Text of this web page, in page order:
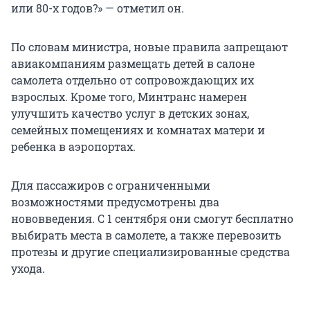
или 80-х годов?» — отметил он.
По словам министра, новые правила запрещают
авиакомпаниям размещать детей в салоне
самолета отдельно от сопровождающих их
взрослых. Кроме того, Минтранс намерен
улучшить качество услуг в детских зонах,
семейных помещениях и комнатах матери и
ребенка в аэропортах.
Для пассажиров с ограниченными
возможностями предусмотрены два
нововведения. С 1 сентября они смогут бесплатно
выбирать места в самолете, а также перевозить
протезы и другие специализированные средства
ухода.